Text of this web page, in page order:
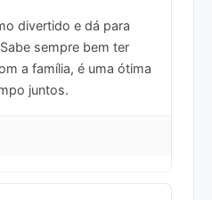
divertido e dá para
sempre bem ter
a família, é uma ótima
juntos.